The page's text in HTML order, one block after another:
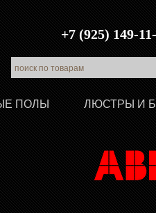
+7 (925) 149-
ЛЮСТРЫ И
ПОЛЫ